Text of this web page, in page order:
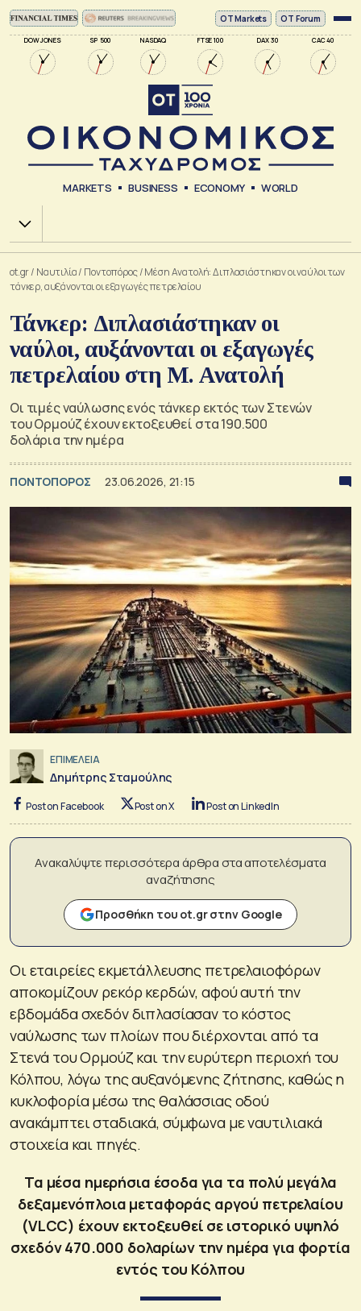
DOW JONES SP 500 NASDAQ FTSE 100 DAX 30 CAC 40
ΟΤ Markets OT Forum
MARKETS BUSINESS ECONOMY WORLD
Χ.Α.
ot.gr/ Ναυτιλία/ Ποντοπόρος/Μέση Ανατολή: Διπλασιάστηκαν οι ναύλοι των
τάνκερ, αυξάνονται οι εξαγωγές πετρελαίου
Τάνκερ: Διπλασιάστηκαν οι
ναύλοι, αυξάνονται οι εξαγωγές
πετρελαίου στη Μ. Ανατολή
Οι τιμές ναύλωσης ενός τάνκερ εκτός των Στενών
του Ορμούζ έχουν εκτοξευθεί στα 190.500
δολάρια την ημέρα
ΠΟΝΤΟΠΟΡΟΣ 23.06.2026, 21:15
ΕΠΙΜΕΛΕΙΑ
Δημήτρης Σταμούλης
Post on Facebook Post on X Post on LinkedIn
Ανακαλύψτε περισσότερα άρθρα στα αποτελέσματα
αναζήτησης
Προσθήκη του ot.gr στην Google
Οι εταιρείες εκμετάλλευσης πετρελαιοφόρων
αποκομίζουν ρεκόρ κερδών, αφού αυτή την
εβδομάδα σχεδόν διπλασίασαν το κόστος
ναύλωσης των πλοίων που διέρχονται από τα
Στενά του Ορμούζ και την ευρύτερη περιοχή του
Κόλπου, λόγω της αυξανόμενης ζήτησης, καθώς η
κυκλοφορία μέσω της θαλάσσιας οδού
ανακάμπτει σταδιακά, σύμφωνα με ναυτιλιακά
στοιχεία και πηγές.
Τα μέσα ημερήσια έσοδα για τα πολύ μεγάλα
δεξαμενόπλοια μεταφοράς αργού πετρελαίου
(VLCC) έχουν εκτοξευθεί σε ιστορικό υψηλό
σχεδόν 470.000 δολαρίων την ημέρα για φορτία
εντός του Κόλπου